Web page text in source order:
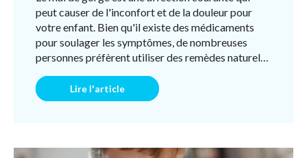
peut causer de l'inconfort et de la douleur pour
votre enfant. Bien qu'il existe des médicaments
pour soulager les symptômes, de nombreuses
personnes préfèrent utiliser des remèdes naturels
Lire l'article